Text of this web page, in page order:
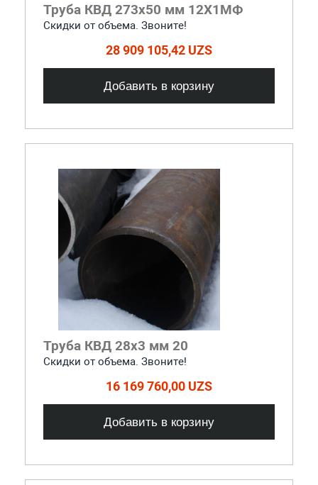
Труба КВД 273х50 мм 12Х1МФ
Скидки от объема. Звоните!
28 909 105,42 UZS
Добавить в корзину
Труба КВД 28х3 мм 20
Скидки от объема. Звоните!
16 169 760,00 UZS
Добавить в корзину